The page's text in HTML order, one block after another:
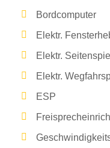
Bordcomputer
Elektr.
Elektr.
Elektr.
ESP